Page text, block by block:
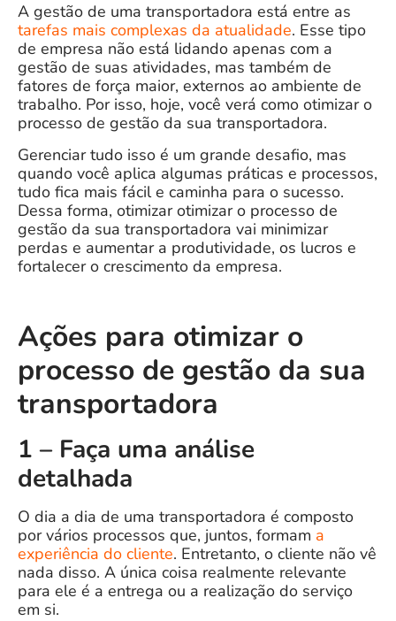
A gestão de uma transportadora está entre as
tarefas mais complexas da atualidade. Esse tipo
de empresa não está lidando apenas com a
gestão de suas atividades, mas também de
fatores de força maior, externos ao ambiente de
trabalho. Por isso, hoje, você verá como otimizar o
processo de gestão da sua transportadora.
Gerenciar tudo isso é um grande desafio, mas
quando você aplica algumas práticas e processos,
tudo fica mais fácil e caminha para o sucesso.
Dessa forma, otimizar otimizar o processo de
gestão da sua transportadora vai minimizar
perdas e aumentar a produtividade, os lucros e
fortalecer o crescimento da empresa.
Ações para otimizar o
processo de gestão da sua
transportadora
1 – Faça uma análise
detalhada
O dia a dia de uma transportadora é composto
por vários processos que, juntos, formam a
experiência do cliente. Entretanto, o cliente não vê
nada disso. A única coisa realmente relevante
para ele é a entrega ou a realização do serviço
em si.